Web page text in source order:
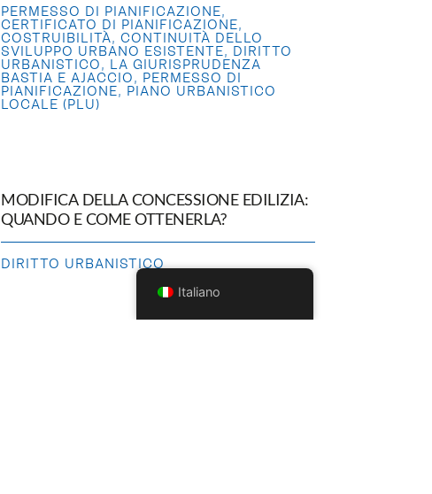
PERMESSO DI PIANIFICAZIONE,
CERTIFICATO DI PIANIFICAZIONE,
COSTRUIBILITÀ,CONTINUITÀ DELLO
SVILUPPO URBANO ESISTENTE, DIRITTO
URBANISTICO, LA GIURISPRUDENZA
BASTIA E AJACCIO, PERMESSO DI
PIANIFICAZIONE, PIANO URBANISTICO
LOCALE (PLU)
MODIFICA DELLA CONCESSIONE EDILIZIA:
QUANDO E COME OTTENERLA?
DIRITTO URBANISTICO
Italiano